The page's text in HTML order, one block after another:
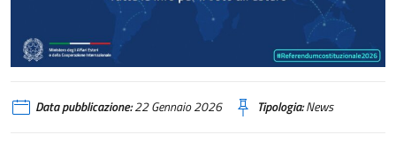
Data pubblicazione:22 Gennaio 2026 Tipologia:News